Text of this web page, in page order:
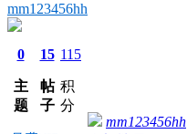
mm123456hh
0
主
题
15
帖
子
115
积
分
mm123456hh